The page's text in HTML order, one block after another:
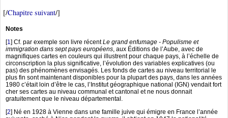
[/Chapitre suivant/]
Notes
[1 ] Cf. par exemple son livre récentLe grand enfumage - Populisme et
immigration dans sept pays européens , aux Éditions de l’Aube, avec de
magnifiques cartes en couleurs qui illustrent pour chaque pays, à l’échelle de
circonscription la plus significative, l’évolution des variables explicatives (ou
pas) des phénomènes envisagés. Les fonds de cartes au niveau territorial le
plus fin sont maintenant disponibles pour la plupart des pays, dans les années
1980 c’était loin d’être le cas, l’Institut géographique national (IGN) vendait fort
cher ses cartes au niveau communal et cantonal et ne nous donnait
gratuitement que le niveau départemental.
[2] Né en 1928 à Vienne dans une famille juive qui émigre en France l’année